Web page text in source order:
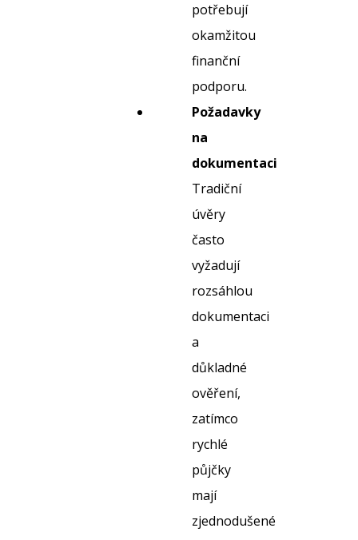
potřebují
okamžitou
finanční
podporu.
Požadavky
na
dokumentaci:
Tradiční
úvěry
často
vyžadují
rozsáhlou
dokumentaci
a
důkladné
ověření,
zatímco
rychlé
půjčky
mají
zjednodušené